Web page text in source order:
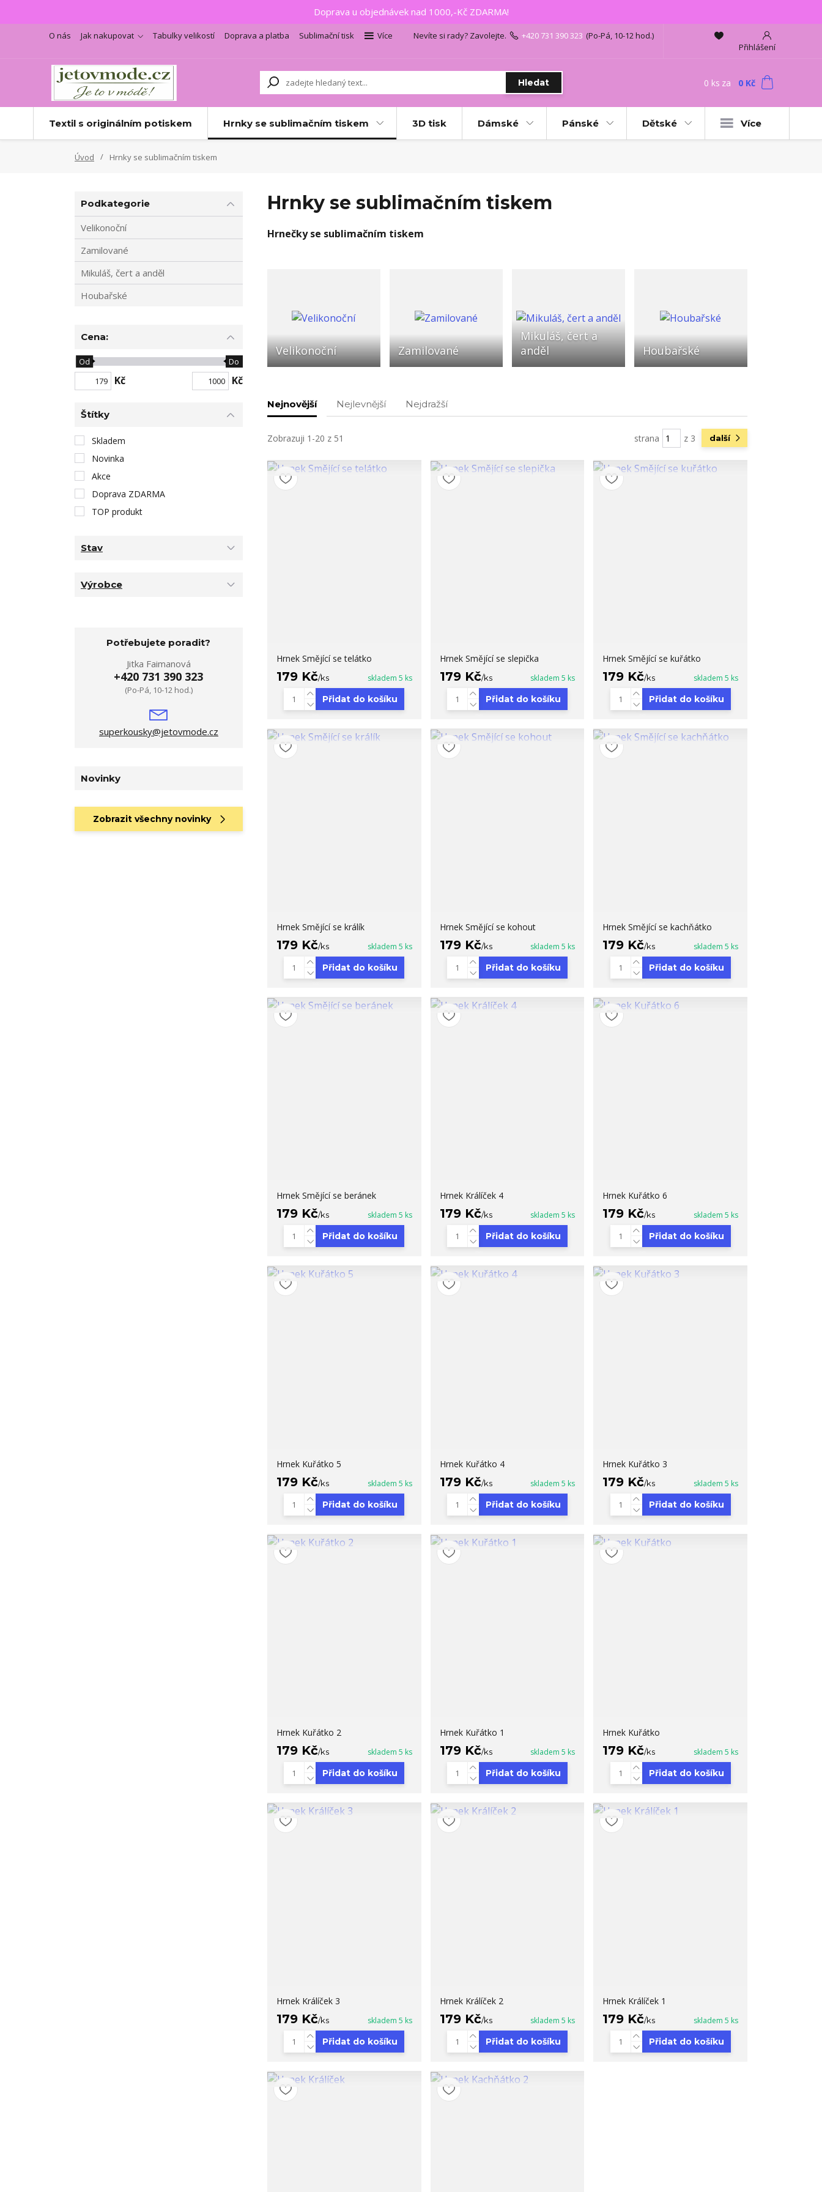
Doprava u objednávek nad 1000,-Kč ZDARMA!
O nás Jak nakupovat Tabulky velikostí Doprava a platba Sublimační tisk
Více
Přihlášení
Hledat
Nevíte si rady? Zavolejte. +420 731 390 323 (Po-Pá, 10-12 hod.)
0 ks za 0 Kč
Textil s originálním potiskem Hrnky se sublimačním tiskem 3D tisk Dámské Pánské Dětské Více
Úvod Hrnky se sublimačním tiskem
Hrnky se sublimačním tiskem
Hrnečky se sublimačním tiskem
Velikonoční Zamilované
Mikuláš, čert a
anděl
Houbařské
Nejnovější Nejlevnější Nejdražší
Zobrazuji 1-20 z 51 strana z 3 další
Hrnek Smějící se telátko
179 Kč/ks skladem 5 ks
Přidat do košíku
Hrnek Smějící se slepička
179 Kč/ks skladem 5 ks
Přidat do košíku
Hrnek Smějící se kuřátko
179 Kč/ks skladem 5 ks
Přidat do košíku
Hrnek Smějící se králík
179 Kč/ks skladem 5 ks
Přidat do košíku
Hrnek Smějící se kohout
179 Kč/ks skladem 5 ks
Přidat do košíku
Hrnek Smějící se kachňátko
179 Kč/ks skladem 5 ks
Přidat do košíku
Hrnek Smějící se beránek
179 Kč/ks skladem 5 ks
Přidat do košíku
Hrnek Králíček 4
179 Kč/ks skladem 5 ks
Přidat do košíku
Hrnek Kuřátko 6
179 Kč/ks skladem 5 ks
Přidat do košíku
Hrnek Kuřátko 5
179 Kč/ks skladem 5 ks
Přidat do košíku
Hrnek Kuřátko 4
179 Kč/ks skladem 5 ks
Přidat do košíku
Hrnek Kuřátko 3
179 Kč/ks skladem 5 ks
Přidat do košíku
Hrnek Kuřátko 2
179 Kč/ks skladem 5 ks
Přidat do košíku
Hrnek Kuřátko 1
179 Kč/ks skladem 5 ks
Přidat do košíku
Hrnek Kuřátko
179 Kč/ks skladem 5 ks
Přidat do košíku
Hrnek Králíček 3
179 Kč/ks skladem 5 ks
Přidat do košíku
Hrnek Králíček 2
179 Kč/ks skladem 5 ks
Přidat do košíku
Hrnek Králíček 1
179 Kč/ks skladem 5 ks
Přidat do košíku
Podkategorie
Velikonoční
Zamilované
Mikuláš, čert a anděl
Houbařské
Cena:
Kč
Od Do
Kč
Štítky
Skladem
Novinka
Akce
Doprava ZDARMA
TOP produkt
Stav
Výrobce
Potřebujete poradit?
Jitka Faimanová
+420 731 390 323
(Po-Pá, 10-12 hod.)
superkousky@jetovmode.cz
Novinky
Zobrazit všechny novinky